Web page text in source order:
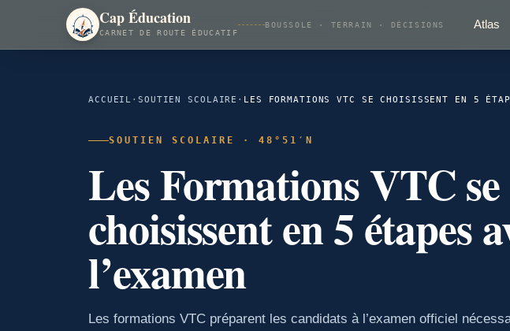
Cap Éducation
CARNET DE ROUTE ÉDUCATIF
BOUSSOLE · TERRAIN · DÉCISIONS Atlas
ACCUEIL ·SOUTIEN SCOLAIRE ·
SOUTIEN SCOLAIRE · 48°51′N
Les Formations VTC se
choisissent en 5 étapes
l’examen
Les formations VTC préparent les candidats à l’examen officiel